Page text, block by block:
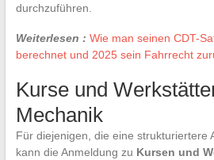
durchzuführen.
Weiterlesen : Wie man seinen CDT-
berechnet und 2025 sein Fahrrecht
Kurse und
Mechanik
Für diejenigen, die eine strukturiertere
kann die Anmeldung zu Kursen und